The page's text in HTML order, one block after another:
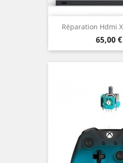
Réparation Hdmi
Prix
65,00 €